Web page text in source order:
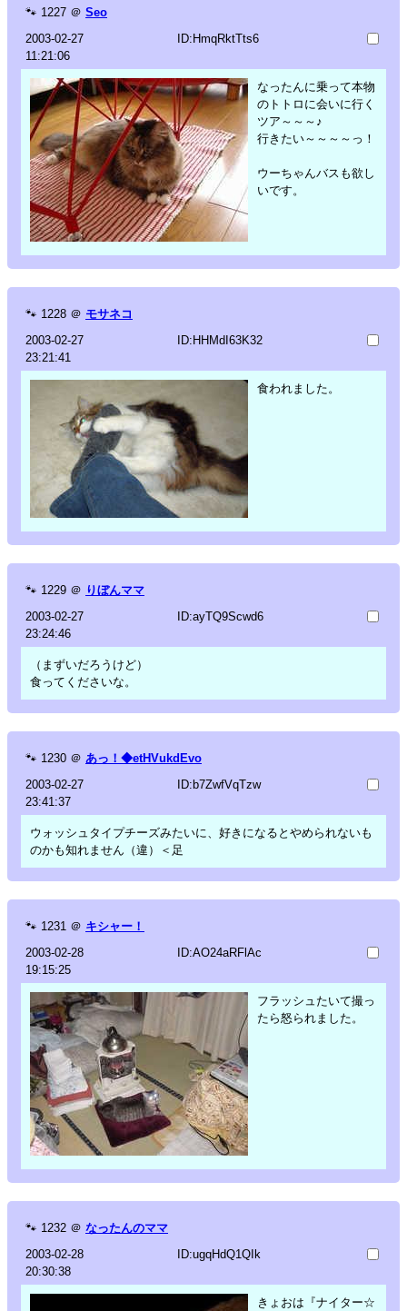
🐾 1227 ＠ Seo
2003-02-27
11:21:06
ID:HmqRktTts6
なったんに乗って本物
のトトロに会いに行く
ツア～～～♪
行きたい～～～～っ！
ウーちゃんバスも欲し
いです。
🐾 1228 ＠ モサネコ
2003-02-27
23:21:41
ID:HHMdI63K32
食われました。
🐾 1229 ＠ りぼんママ
2003-02-27
23:24:46
ID:ayTQ9Scwd6
（まずいだろうけど）
食ってくださいな。
🐾 1230 ＠ あっ！◆etHVukdEvo
2003-02-27
23:41:37
ID:b7ZwfVqTzw
ウォッシュタイプチーズみたいに、好きになるとやめられないも
のかも知れません（違）＜足
🐾 1231 ＠ キシャー！
2003-02-28
19:15:25
ID:AO24aRFlAc
フラッシュたいて撮っ
たら怒られました。
🐾 1232 ＠ なったんのママ
2003-02-28
20:30:38
ID:ugqHdQ1QIk
きょおは『ナイター☆